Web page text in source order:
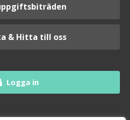
& Hitta till oss
Logga in